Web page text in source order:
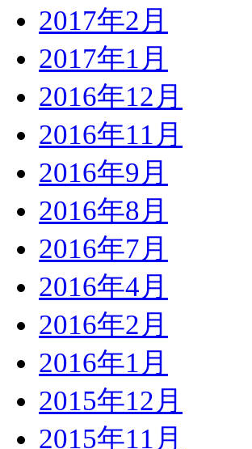
2017年2月
2017年1月
2016年12月
2016年11月
2016年9月
2016年8月
2016年7月
2016年4月
2016年2月
2016年1月
2015年12月
2015年11月